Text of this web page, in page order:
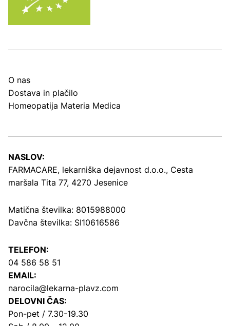
O nas
Dostava in plačilo
Homeopatija Materia Medica
NASLOV:
FARMACARE, lekarniška dejavnost d.o.o., Cesta
maršala Tita 77, 4270 Jesenice
Matična številka: 8015988000
Davčna številka: SI10616586
TELEFON:
04 586 58 51
EMAIL:
narocila@lekarna-plavz.com
DELOVNI ČAS:
Pon-pet / 7.30-19.30